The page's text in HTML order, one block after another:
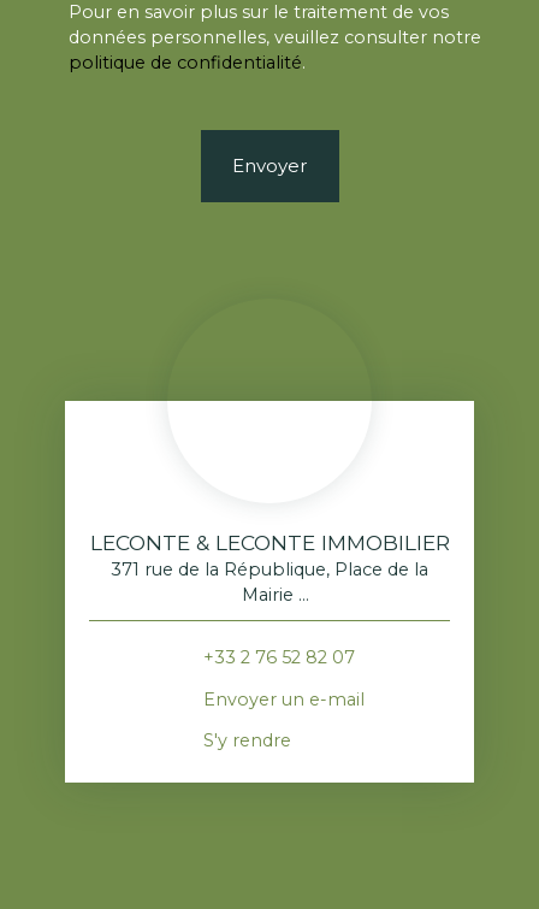
Pour en savoir plus sur le traitement de vos
données personnelles, veuillez consulter notre
politique de confidentialité.
Envoyer
LECONTE & LECONTE IMMOBILIER
371 rue de la République, Place de la
Mairie
76520 Franqueville-Saint-Pierre
+33 2 76 52 82 07
Envoyer un e-mail
S'y rendre